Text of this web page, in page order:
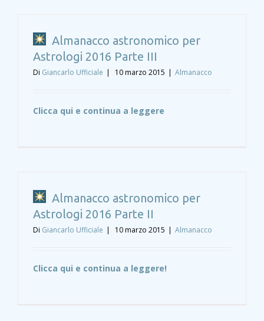
Almanacco astronomico per
Astrologi 2016 Parte III
Di Giancarlo Ufficiale | 10 marzo 2015 | Almanacco
Clicca qui e continua a leggere
Almanacco astronomico per
Astrologi 2016 Parte II
Di Giancarlo Ufficiale | 10 marzo 2015 | Almanacco
Clicca qui e continua a leggere!